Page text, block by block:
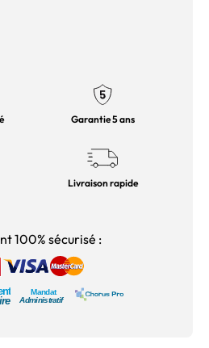
Garantie 5 ans
Livraison rapide
100% sécurisé :